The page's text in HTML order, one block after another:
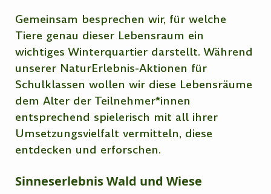
Gemeinsam besprechen wir, für welche
Tiere genau dieser Lebensraum ein
wichtiges Winterquartier darstellt. Während
unserer NaturErlebnis-Aktionen für
Schulklassen wollen wir diese Lebensräume
dem Alter der Teilnehmer*innen
entsprechend spielerisch mit all ihrer
Umsetzungsvielfalt vermitteln, diese
entdecken und erforschen.
Sinneserlebnis Wald und Wiese